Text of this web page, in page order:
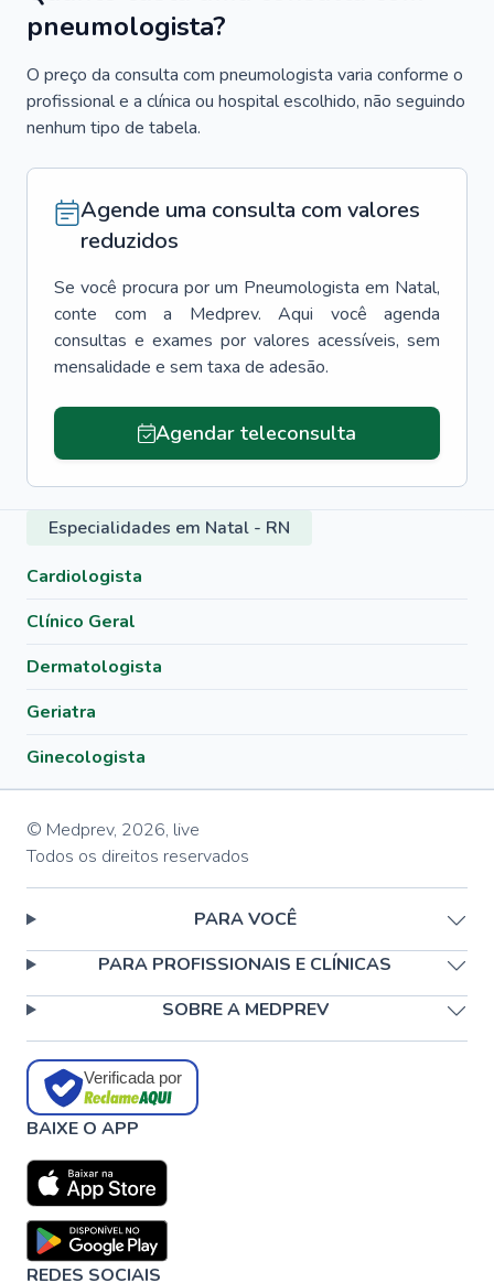
pneumologista?
O preço da consulta com pneumologista varia conforme o
profissional e a clínica ou hospital escolhido, não seguindo
nenhum tipo de tabela.
Agende uma consulta com valores
reduzidos
Se você procura por um Pneumologista em Natal,
conte com a Medprev. Aqui você agenda
consultas e exames por valores acessíveis, sem
mensalidade e sem taxa de adesão.
Agendar teleconsulta
Especialidades em Natal - RN
Cardiologista
Clínico Geral
Dermatologista
Geriatra
Ginecologista
© Medprev, 2026, live
Todos os direitos reservados
PARA VOCÊ
PARA PROFISSIONAIS E CLÍNICAS
SOBRE A MEDPREV
Verificada por
BAIXE O APP
REDES SOCIAIS